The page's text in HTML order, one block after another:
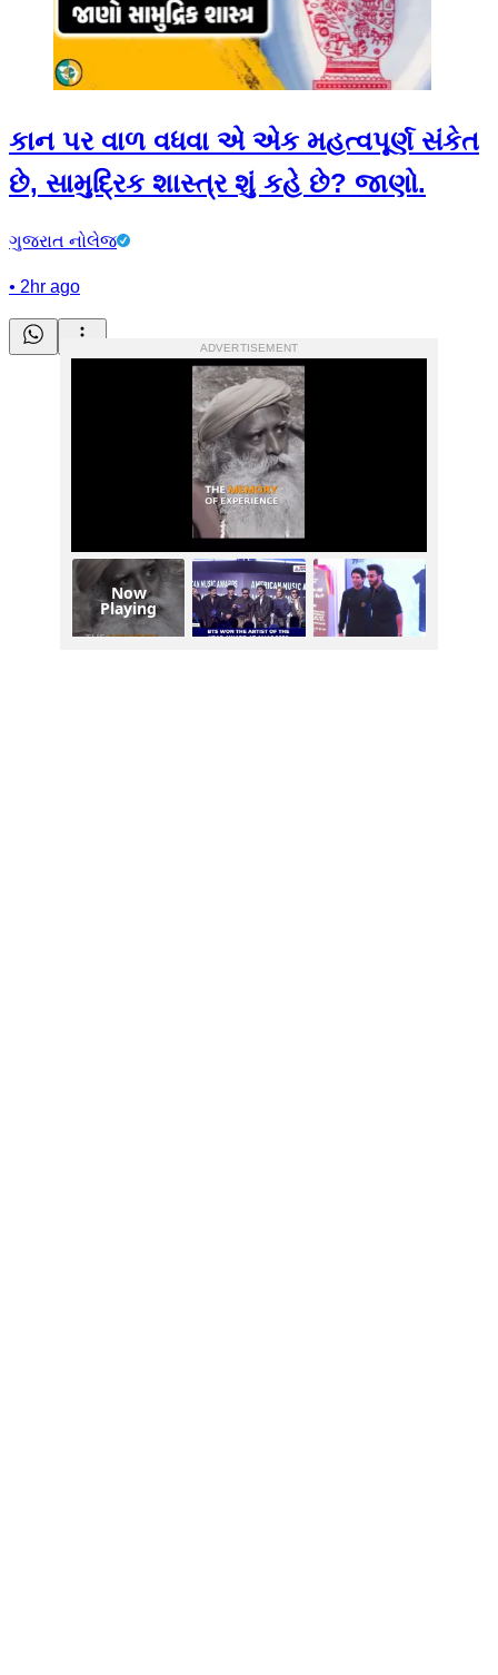
કાન પર વાળ વધવા એ એક મહત્વપૂર્ણ સંકેત
છે, સામુદ્રિક શાસ્ત્ર શું કહે છે? જાણો.
ગુજરાત નોલેજ
• 2hr ago
ADVERTISEMENT
Now
Playing